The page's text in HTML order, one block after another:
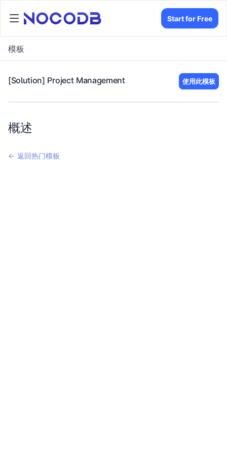
Start for Free
模板
[Solution] Project Management 使用此模板
概述
← 返回热门模板